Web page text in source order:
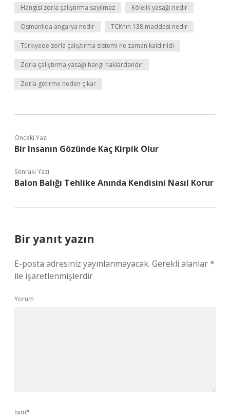
Hangisi zorla çalıştırma sayılmaz Kölelik yasağı nedir
Osmanlıda angarya nedir TCKnın 138 maddesi nedir
Türkiyede zorla çalıştırma sistemi ne zaman kaldırıldı
Zorla çalıştırma yasağı hangi haklardandır
Zorla getirme neden çıkar
Önceki Yazı
Bir Insanın Gözünde Kaç Kirpik Olur
Sonraki Yazı
Balon Balığı Tehlike Anında Kendisini Nasıl Korur
Bir yanıt yazın
E-posta adresiniz yayınlanmayacak. Gerekli alanlar*
ile işaretlenmişlerdir
Yorum
İsim*